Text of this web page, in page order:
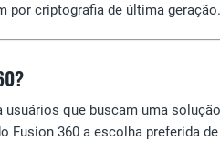
por criptografia de última
que buscam uma
Fusion 360 a escolha preferida